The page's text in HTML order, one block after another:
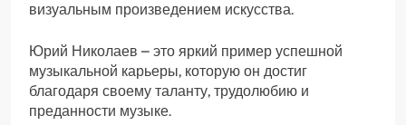
визуальным произведением искусства.
Юрий Николаев – это яркий пример успешной
музыкальной карьеры, которую он достиг
благодаря своему таланту, трудолюбию и
преданности музыке.